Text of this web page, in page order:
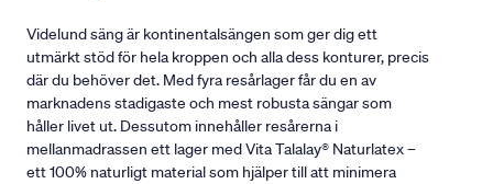
Videlund säng är kontinentalsängen som ger dig ett
utmärkt stöd för hela kroppen och alla dess konturer, precis
där du behöver det. Med fyra resårlager får du en av
marknadens stadigaste och mest robusta sängar som
håller livet ut. Dessutom innehåller resårerna i
mellanmadrassen ett lager med Vita Talalay® Naturlatex –
ett 100% naturligt material som hjälper till att minimera